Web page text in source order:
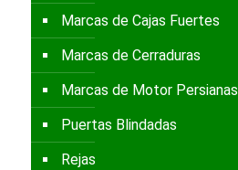
Marcas de Cajas Fuertes
Marcas de Cerraduras
Marcas de Motor Persianas
Puertas Blindadas
Rejas